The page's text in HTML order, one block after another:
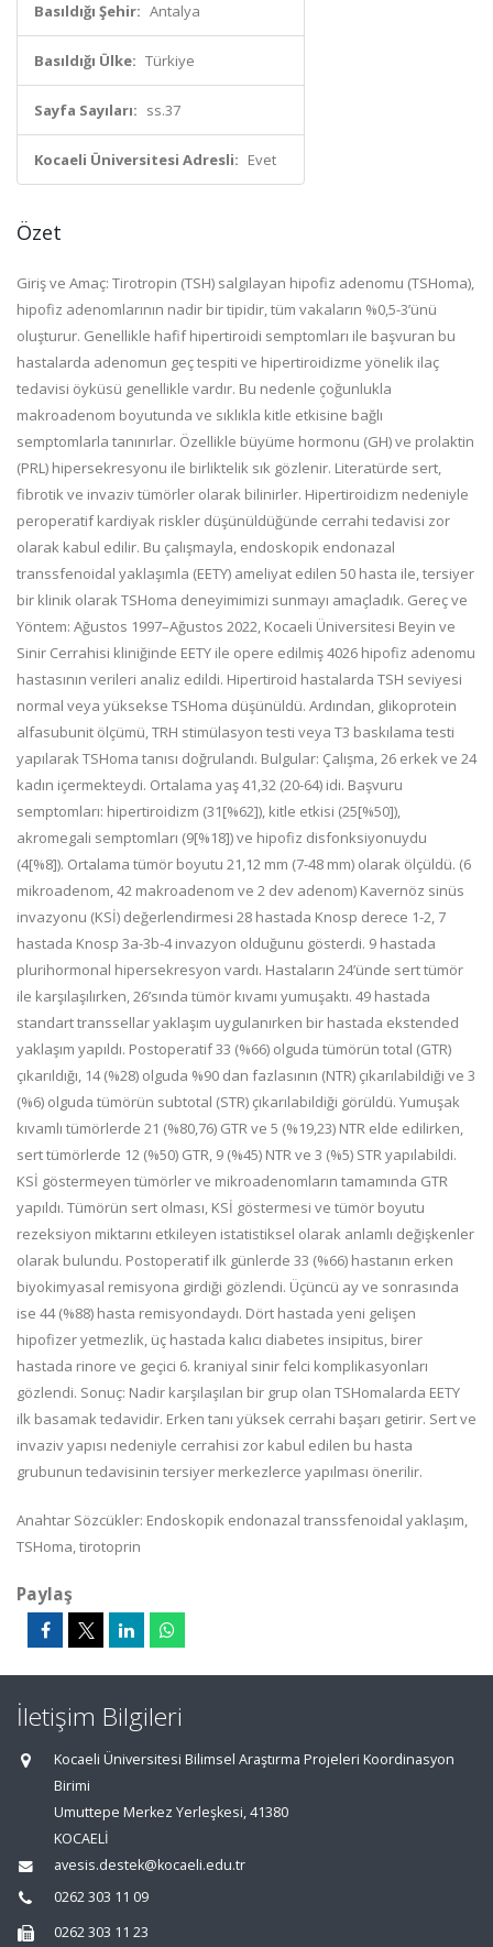
Basıldığı Şehir: Antalya
Basıldığı Ülke: Türkiye
Sayfa Sayıları: ss.37
Kocaeli Üniversitesi Adresli: Evet
Özet
Giriş ve Amaç: Tirotropin (TSH) salgılayan hipofiz adenomu (TSHoma),
hipofiz adenomlarının nadir bir tipidir, tüm vakaların %0,5-3’ünü
oluşturur. Genellikle hafif hipertiroidi semptomları ile başvuran bu
hastalarda adenomun geç tespiti ve hipertiroidizme yönelik ilaç
tedavisi öyküsü genellikle vardır. Bu nedenle çoğunlukla
makroadenom boyutunda ve sıklıkla kitle etkisine bağlı
semptomlarla tanınırlar. Özellikle büyüme hormonu (GH) ve prolaktin
(PRL) hipersekresyonu ile birliktelik sık gözlenir. Literatürde sert,
fibrotik ve invaziv tümörler olarak bilinirler. Hipertiroidizm nedeniyle
peroperatif kardiyak riskler düşünüldüğünde cerrahi tedavisi zor
olarak kabul edilir. Bu çalışmayla, endoskopik endonazal
transsfenoidal yaklaşımla (EETY) ameliyat edilen 50 hasta ile, tersiyer
bir klinik olarak TSHoma deneyimimizi sunmayı amaçladık. Gereç ve
Yöntem: Ağustos 1997–Ağustos 2022, Kocaeli Üniversitesi Beyin ve
Sinir Cerrahisi kliniğinde EETY ile opere edilmiş 4026 hipofiz adenomu
hastasının verileri analiz edildi. Hipertiroid hastalarda TSH seviyesi
normal veya yüksekse TSHoma düşünüldü. Ardından, glikoprotein
alfasubunit ölçümü, TRH stimülasyon testi veya T3 baskılama testi
yapılarak TSHoma tanısı doğrulandı. Bulgular: Çalışma, 26 erkek ve 24
kadın içermekteydi. Ortalama yaş 41,32 (20-64) idi. Başvuru
semptomları: hipertiroidizm (31[%62]), kitle etkisi (25[%50]),
akromegali semptomları (9[%18]) ve hipofiz disfonksiyonuydu
(4[%8]). Ortalama tümör boyutu 21,12 mm (7-48 mm) olarak ölçüldü. (6
mikroadenom, 42 makroadenom ve 2 dev adenom) Kavernöz sinüs
invazyonu (KSİ) değerlendirmesi 28 hastada Knosp derece 1-2, 7
hastada Knosp 3a-3b-4 invazyon olduğunu gösterdi. 9 hastada
plurihormonal hipersekresyon vardı. Hastaların 24’ünde sert tümör
ile karşılaşılırken, 26’sında tümör kıvamı yumuşaktı. 49 hastada
standart transsellar yaklaşım uygulanırken bir hastada ekstended
yaklaşım yapıldı. Postoperatif 33 (%66) olguda tümörün total (GTR)
çıkarıldığı, 14 (%28) olguda %90 dan fazlasının (NTR) çıkarılabildiği ve 3
(%6) olguda tümörün subtotal (STR) çıkarılabildiği görüldü. Yumuşak
kıvamlı tümörlerde 21 (%80,76) GTR ve 5 (%19,23) NTR elde edilirken,
sert tümörlerde 12 (%50) GTR, 9 (%45) NTR ve 3 (%5) STR yapılabildi.
KSİ göstermeyen tümörler ve mikroadenomların tamamında GTR
yapıldı. Tümörün sert olması, KSİ göstermesi ve tümör boyutu
rezeksiyon miktarını etkileyen istatistiksel olarak anlamlı değişkenler
olarak bulundu. Postoperatif ilk günlerde 33 (%66) hastanın erken
biyokimyasal remisyona girdiği gözlendi. Üçüncü ay ve sonrasında
ise 44 (%88) hasta remisyondaydı. Dört hastada yeni gelişen
hipofizer yetmezlik, üç hastada kalıcı diabetes insipitus, birer
hastada rinore ve geçici 6. kraniyal sinir felci komplikasyonları
gözlendi. Sonuç: Nadir karşılaşılan bir grup olan TSHomalarda EETY
ilk basamak tedavidir. Erken tanı yüksek cerrahi başarı getirir. Sert ve
invaziv yapısı nedeniyle cerrahisi zor kabul edilen bu hasta
grubunun tedavisinin tersiyer merkezlerce yapılması önerilir.
Anahtar Sözcükler: Endoskopik endonazal transsfenoidal yaklaşım,
TSHoma, tirotoprin
Paylaş
İletişim Bilgileri
Kocaeli Üniversitesi Bilimsel Araştırma Projeleri Koordinasyon
Birimi
Umuttepe Merkez Yerleşkesi, 41380
KOCAELİ
avesis.destek@kocaeli.edu.tr
0262 303 11 09
0262 303 11 23